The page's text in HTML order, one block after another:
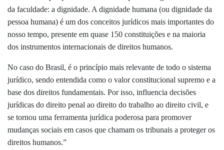
da faculdade: a dignidade. A dignidade humana (ou dignidade da
pessoa humana) é um dos conceitos jurídicos mais importantes do
nosso tempo, presente em quase 150 constituições e na maioria
dos instrumentos internacionais de direitos humanos.
No caso do Brasil, é o princípio mais relevante de todo o sistema
jurídico, sendo entendida como o valor constitucional supremo e a
base dos direitos fundamentais. Por isso, influencia decisões
jurídicas do direito penal ao direito do trabalho ao direito civil, e
se tornou uma ferramenta jurídica poderosa para promover
mudanças sociais em casos que chamam os tribunais a proteger os
direitos humanos.”